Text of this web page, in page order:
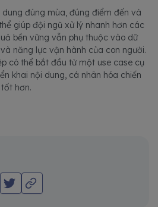
đúng mùa, đúng điểm đến và
giúp đội ngũ xử lý nhanh hơn các
bền vững vẫn phụ thuộc vào dữ
năng lực vận hành của con người.
có thể bắt đầu từ một use case cụ
khai nội dung, cá nhân hóa chiến
hơn.